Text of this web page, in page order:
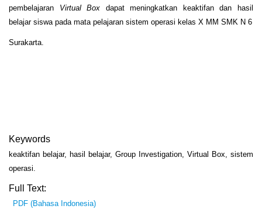
pembelajaran Virtual Box dapat meningkatkan keaktifan dan hasil
belajar siswa pada mata pelajaran sistem operasi kelas X MM SMK N 6
Surakarta.
Keywords
keaktifan belajar, hasil belajar, Group Investigation, Virtual Box, sistem
operasi.
Full Text:
PDF (Bahasa Indonesia)